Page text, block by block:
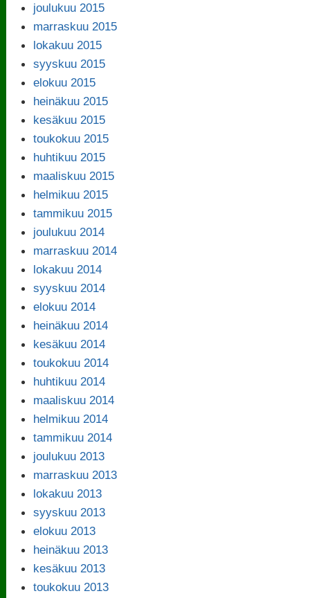
joulukuu 2015
marraskuu 2015
lokakuu 2015
syyskuu 2015
elokuu 2015
heinäkuu 2015
kesäkuu 2015
toukokuu 2015
huhtikuu 2015
maaliskuu 2015
helmikuu 2015
tammikuu 2015
joulukuu 2014
marraskuu 2014
lokakuu 2014
syyskuu 2014
elokuu 2014
heinäkuu 2014
kesäkuu 2014
toukokuu 2014
huhtikuu 2014
maaliskuu 2014
helmikuu 2014
tammikuu 2014
joulukuu 2013
marraskuu 2013
lokakuu 2013
syyskuu 2013
elokuu 2013
heinäkuu 2013
kesäkuu 2013
toukokuu 2013